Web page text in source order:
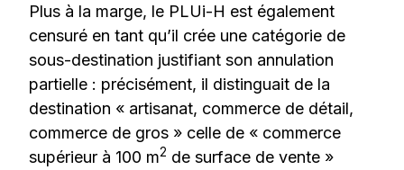
Plus à la marge, le PLUi-H est également
censuré en tant qu’il crée une catégorie de
sous-destination justifiant son annulation
partielle : précisément, il distinguait de la
destination « artisanat, commerce de détail,
commerce de gros » celle de « commerce
supérieur à 100 m2 de surface de vente »